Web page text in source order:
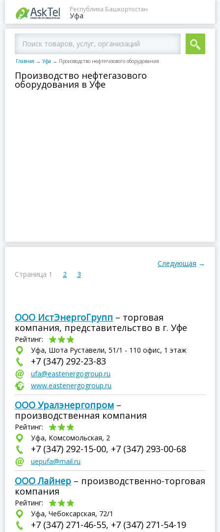
Республика Башкортостан
Уфа
Главная → Уфа → Производство нефтегазового оборудования
Производство нефтегазового
оборудования в Уфе
Следующая →
Страница 1
2 3
ООО ИстЭнергоГрупп – торговая
компания, представительство в г. Уфе
Рейтинг:
Уфа, Шота Руставели, 51/1 - 110 офис, 1 этаж
+7 (347) 292-23-83
ufa@eastenergogroup.ru
www.eastenergogroup.ru
ООО Уралэнергопром –
производственная компания
Рейтинг:
Уфа, Комсомольская, 2
+7 (347) 292-15-00, +7 (347) 293-00-68
uepufa@mail.ru
ООО Лайнер – производственно-торговая
компания
Рейтинг:
Уфа, Чебоксарская, 72/1
+7 (347) 271-46-55, +7 (347) 271-54-19